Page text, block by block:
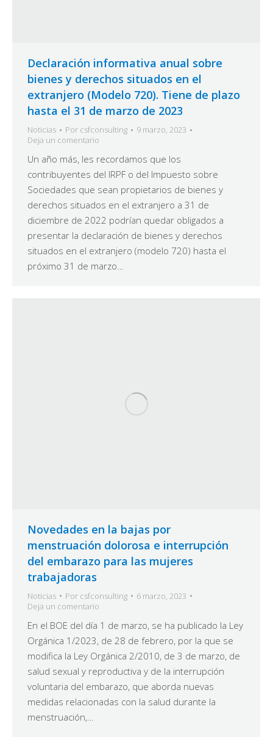
Declaración informativa anual sobre
bienes y derechos situados en el
extranjero (Modelo 720). Tiene de plazo
hasta el 31 de marzo de 2023
Noticias Por csfconsulting
9 marzo, 2023
Deja un comentario
Un año más, les recordamos que los
contribuyentes del IRPF o del Impuesto sobre
Sociedades que sean propietarios de bienes y
derechos situados en el extranjero a 31 de
diciembre de 2022 podrían quedar obligados a
presentar la declaración de bienes y derechos
situados en el extranjero (modelo 720) hasta el
próximo 31 de marzo…
Novedades en la bajas por
menstruación dolorosa e interrupción
del embarazo para las mujeres
trabajadoras
Noticias Por csfconsulting
6 marzo, 2023
Deja un comentario
En el BOE del día 1 de marzo, se ha publicado la Ley
Orgánica 1/2023, de 28 de febrero, por la que se
modifica la Ley Orgánica 2/2010, de 3 de marzo, de
salud sexual y reproductiva y de la interrupción
voluntaria del embarazo, que aborda nuevas
medidas relacionadas con la salud durante la
menstruación,…